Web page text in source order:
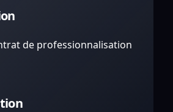
de professionnalisation